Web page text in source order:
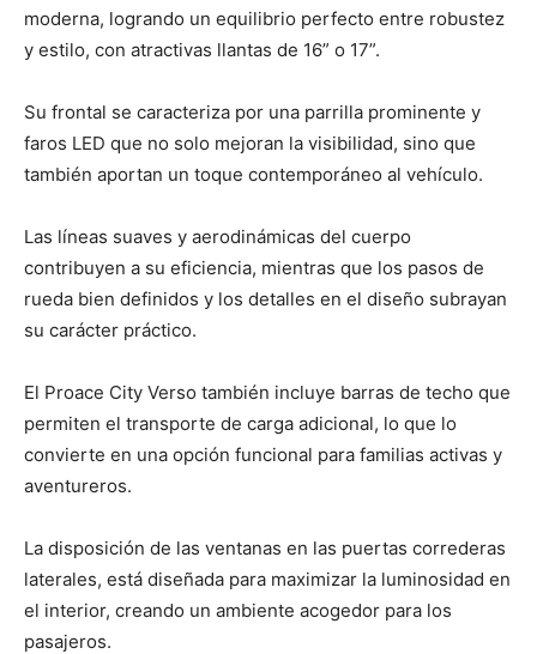
moderna, logrando un equilibrio perfecto entre robustez
y estilo, con atractivas llantas de 16” o 17”.
Su frontal se caracteriza por una parrilla prominente y
faros LED que no solo mejoran la visibilidad, sino que
también aportan un toque contemporáneo al vehículo.
Las líneas suaves y aerodinámicas del cuerpo
contribuyen a su eficiencia, mientras que los pasos de
rueda bien definidos y los detalles en el diseño subrayan
su carácter práctico.
El Proace City Verso también incluye barras de techo que
permiten el transporte de carga adicional, lo que lo
convierte en una opción funcional para familias activas y
aventureros.
La disposición de las ventanas en las puertas correderas
laterales, está diseñada para maximizar la luminosidad en
el interior, creando un ambiente acogedor para los
pasajeros.